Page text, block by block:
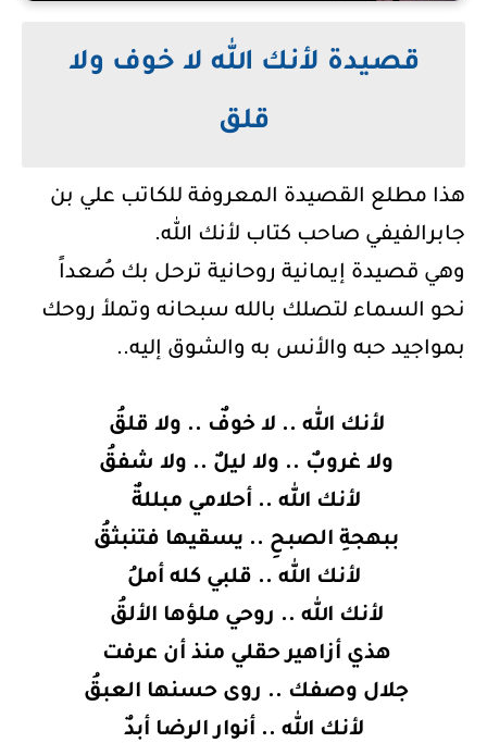
قصيدة لأنك الله لا خوف ولا
قلق
هذا مطلع القصيدة المعروفة للكاتب علي بن
جابرالفيفي صاحب كتاب لأنك الله.
وهي قصيدة إيمانية روحانية ترحل بك صُعداً
نحو السماء لتصلك بالله سبحانه وتملأ روحك
بمواجيد حبه والأنس به والشوق إليه..
لأنك الله .. لا خوفٌ .. ولا قلقُ
ولا غروبٌ .. ولا ليلٌ .. ولا شفقُ
لأنك الله .. أحلامي مبللةٌ
ببهجةِ الصبحِ .. يسقيها فتنبثقُ
لأنك الله .. قلبي كله أملُ
لأنك الله .. روحي ملؤها الألقُ
هذي أزاهير حقلي منذ أن عرفت
جلال وصفك .. روى حسنها العبقُ
لأنك الله .. أنوار الرضا أبدٌ